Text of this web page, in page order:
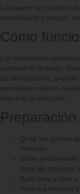
Larvanem se puede
escarabajos y orugas,
Como
Los nematodos
corporal de la plaga.
de alimentación, gracias
reproducen dentro del
días tras la infección.
Preparación
Quite los sobres
minutos
Vacíe el
litros de agua por
Agite bien y deje
Vuelva a mezclar